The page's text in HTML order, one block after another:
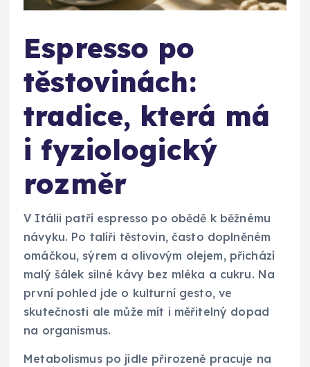
Espresso po
těstovinách:
tradice, která má
i fyziologický
rozměr
V Itálii patří espresso po obědě k běžnému
návyku. Po talíři těstovin, často doplněném
omáčkou, sýrem a olivovým olejem, přichází
malý šálek silné kávy bez mléka a cukru. Na
první pohled jde o kulturní gesto, ve
skutečnosti ale může mít i měřitelný dopad
na organismus.
Metabolismus po jídle přirozeně pracuje na